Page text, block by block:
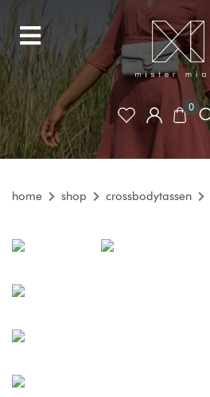
0
home shop crossbodytassen